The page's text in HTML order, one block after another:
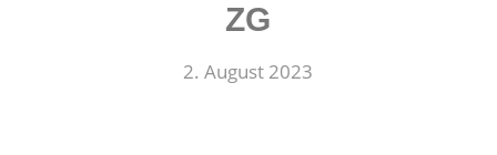
ZG
2. August 2023